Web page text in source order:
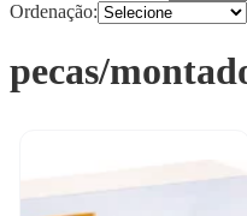
Ordenação:
pecas/